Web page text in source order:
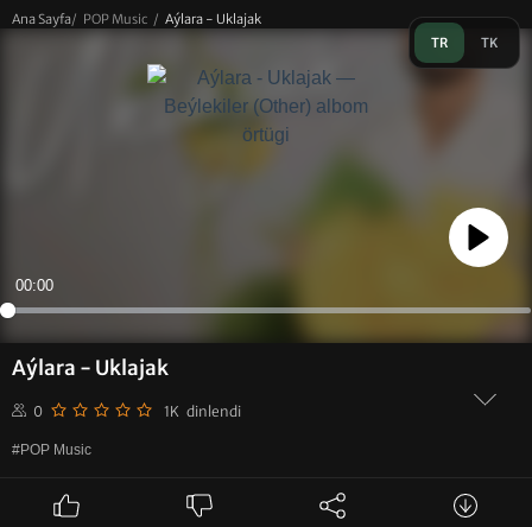
TR TK
Ana Sayfa/ POP Music / Aýlara - Uklajak
Aýlara - Uklajak
0 1K dinlendi
#POP Music
Play
00:00